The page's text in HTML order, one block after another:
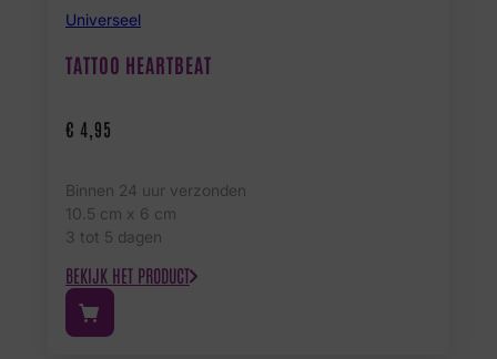
Universeel
TATTOO HEARTBEAT
€ 4,95
Binnen 24 uur verzonden
10.5 cm x 6 cm
3 tot 5 dagen
BEKIJK HET PRODUCT